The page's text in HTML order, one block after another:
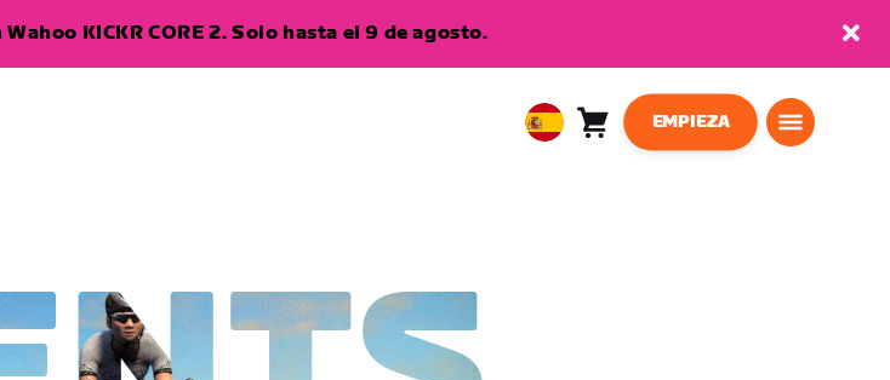
KICKR CORE 2. Solo hasta el 9 de agosto.
EuropeanCarro
0
EMPIEZA